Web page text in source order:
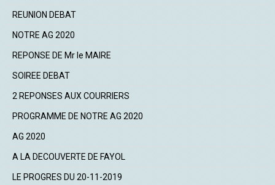
REUNION DEBAT
NOTRE AG 2020
REPONSE DE Mr le MAIRE
SOIREE DEBAT
2 REPONSES AUX COURRIERS
PROGRAMME DE NOTRE AG 2020
AG 2020
A LA DECOUVERTE DE FAYOL
LE PROGRES DU 20-11-2019